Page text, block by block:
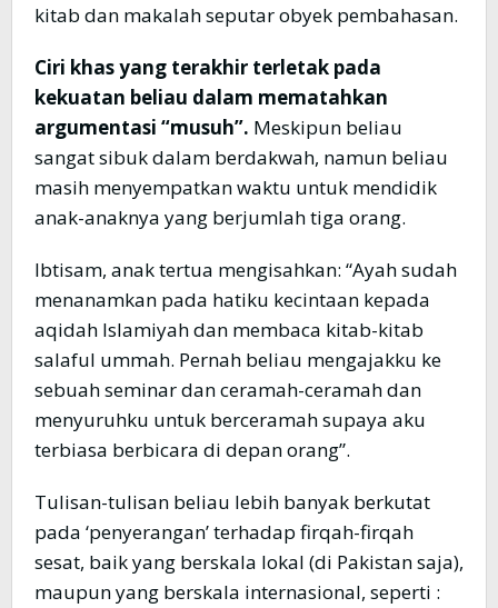
kitab dan makalah seputar obyek pembahasan.
Ciri khas yang terakhir terletak pada
kekuatan beliau dalam mematahkan
argumentasi “musuh”. Meskipun beliau
sangat sibuk dalam berdakwah, namun beliau
masih menyempatkan waktu untuk mendidik
anak-anaknya yang berjumlah tiga orang.
Ibtisam, anak tertua mengisahkan: “Ayah sudah
menanamkan pada hatiku kecintaan kepada
aqidah Islamiyah dan membaca kitab-kitab
salaful ummah. Pernah beliau mengajakku ke
sebuah seminar dan ceramah-ceramah dan
menyuruhku untuk berceramah supaya aku
terbiasa berbicara di depan orang”.
Tulisan-tulisan beliau lebih banyak berkutat
pada ‘penyerangan’ terhadap firqah-firqah
sesat, baik yang berskala lokal (di Pakistan saja),
maupun yang berskala internasional, seperti :